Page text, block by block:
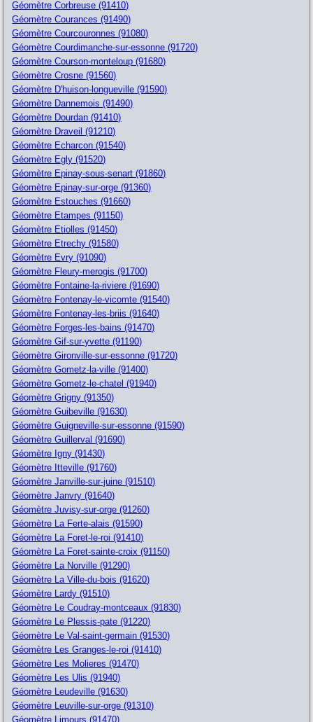
Géomètre Corbreuse (91410)
Géomètre Courances (91490)
Géomètre Courcouronnes (91080)
Géomètre Courdimanche-sur-essonne (91720)
Géomètre Courson-monteloup (91680)
Géomètre Crosne (91560)
Géomètre D'huison-longueville (91590)
Géomètre Dannemois (91490)
Géomètre Dourdan (91410)
Géomètre Draveil (91210)
Géomètre Echarcon (91540)
Géomètre Egly (91520)
Géomètre Epinay-sous-senart (91860)
Géomètre Epinay-sur-orge (91360)
Géomètre Estouches (91660)
Géomètre Etampes (91150)
Géomètre Etiolles (91450)
Géomètre Etrechy (91580)
Géomètre Evry (91090)
Géomètre Fleury-merogis (91700)
Géomètre Fontaine-la-riviere (91690)
Géomètre Fontenay-le-vicomte (91540)
Géomètre Fontenay-les-briis (91640)
Géomètre Forges-les-bains (91470)
Géomètre Gif-sur-yvette (91190)
Géomètre Gironville-sur-essonne (91720)
Géomètre Gometz-la-ville (91400)
Géomètre Gometz-le-chatel (91940)
Géomètre Grigny (91350)
Géomètre Guibeville (91630)
Géomètre Guigneville-sur-essonne (91590)
Géomètre Guillerval (91690)
Géomètre Igny (91430)
Géomètre Itteville (91760)
Géomètre Janville-sur-juine (91510)
Géomètre Janvry (91640)
Géomètre Juvisy-sur-orge (91260)
Géomètre La Ferte-alais (91590)
Géomètre La Foret-le-roi (91410)
Géomètre La Foret-sainte-croix (91150)
Géomètre La Norville (91290)
Géomètre La Ville-du-bois (91620)
Géomètre Lardy (91510)
Géomètre Le Coudray-montceaux (91830)
Géomètre Le Plessis-pate (91220)
Géomètre Le Val-saint-germain (91530)
Géomètre Les Granges-le-roi (91410)
Géomètre Les Molieres (91470)
Géomètre Les Ulis (91940)
Géomètre Leudeville (91630)
Géomètre Leuville-sur-orge (91310)
Géomètre Limours (91470)